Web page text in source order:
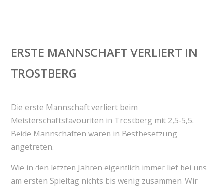
ERSTE MANNSCHAFT VERLIERT IN
TROSTBERG
Die erste Mannschaft verliert beim
Meisterschaftsfavouriten in Trostberg mit 2,5-5,5.
Beide Mannschaften waren in Bestbesetzung
angetreten.
Wie in den letzten Jahren eigentlich immer lief bei uns
am ersten Spieltag nichts bis wenig zusammen. Wir